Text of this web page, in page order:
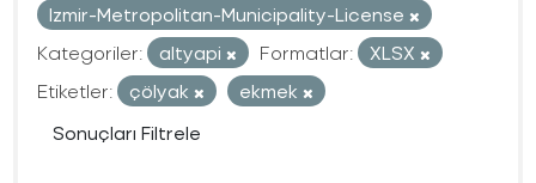
Izmir-Metropolitan-Municipality-License
Kategoriler:
altyapi Formatlar:
XLSX
Etiketler:
çölyak
ekmek
Sonuçları Filtrele